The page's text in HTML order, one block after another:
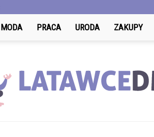
MODA PRACA URODA ZAKUPY